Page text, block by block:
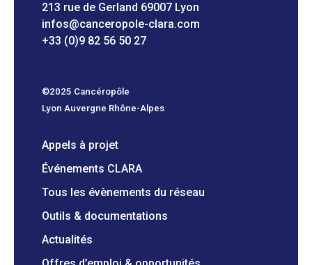
213 rue de Gerland 69007 Lyon
infos@canceropole-clara.com
+33 (0)9 82 56 50 27
©2025 Cancéropôle
Lyon Auvergne Rhône-Alpes
Appels à projet
Événements CLARA
Tous les évènements du réseau
Outils & documentations
Actualités